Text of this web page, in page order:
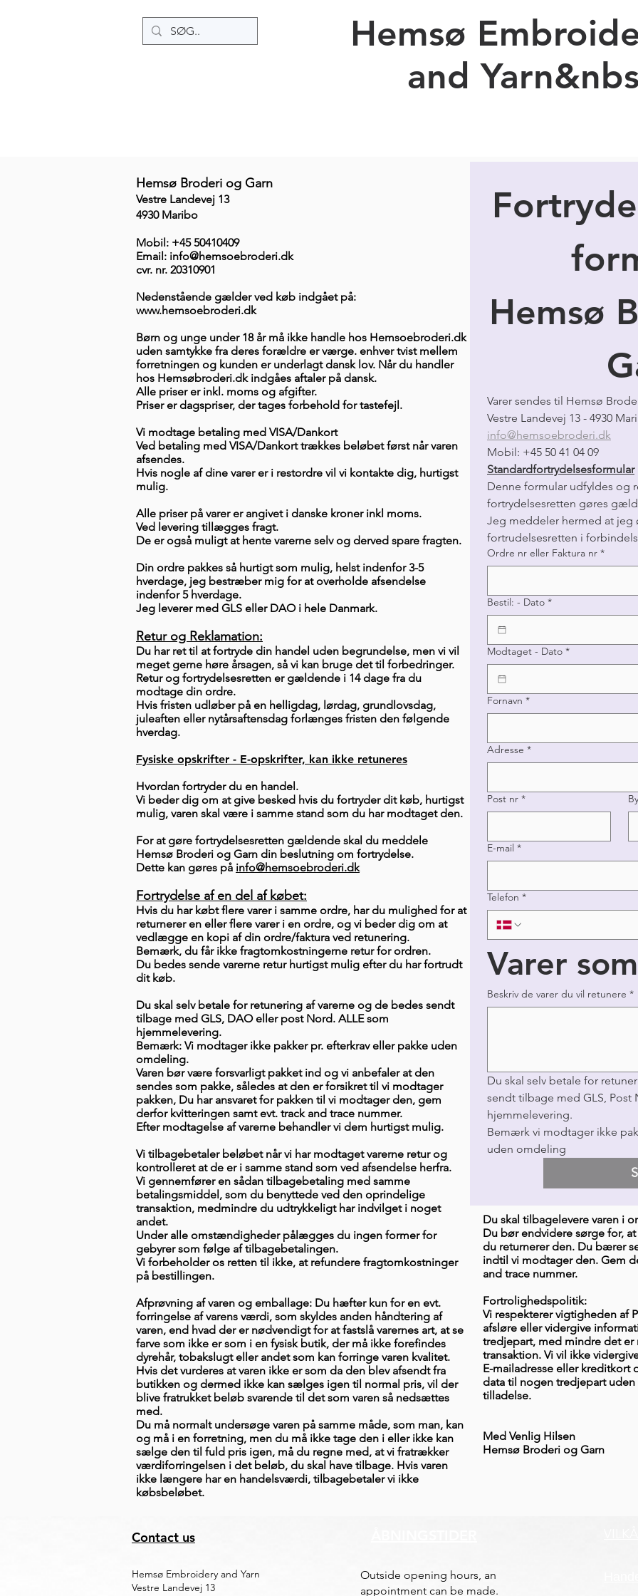
Hemsø
and
​Hemsø Broderi og Garn
Vestre Landevej 13
4930 Maribo
Mobil: +45 50410409
Email: info@hemsoebroderi.dk
cvr. nr. 20310901
Nedenstående gælder ved køb indgået på:
www.hemsoebroderi.dk
Børn og unge under 18 år må ikke handle hos Hemsoebroderi.dk
uden samtykke fra deres forældre er værge. enhver tvist mellem
forretningen og kunden er underlagt dansk lov. Når du handler
hos Hemsøbroderi.dk indgåes aftaler på dansk.
Alle priser er inkl. moms og afgifter.
Priser er dagspriser, der tages forbehold for tastefejl.
Vi modtage betaling med VISA/Dankort
Ved betaling med VISA/Dankort trækkes beløbet først når varen
afsendes.
Hvis nogle af dine varer er i restordre vil vi kontakte dig, hurtigst
mulig.
Alle priser på varer er angivet i danske kroner inkl moms.
Ved levering tillægges fragt.
De er også muligt at hente varerne selv og derved spare fragten.
Din ordre pakkes så hurtigt som mulig, helst indenfor 3-5
hverdage, jeg bestræber mig for at overholde afsendelse
indenfor 5 hverdage.
Jeg leverer med GLS eller DAO i hele Danmark.
Retur og Reklamation:
Du har ret til at fortryde din handel uden begrundelse, men vi vil
meget gerne høre årsagen, så vi kan bruge det til forbedringer.
Retur og fortrydelsesretten er gældende i 14 dage fra du
modtage din ordre.
Hvis fristen udløber på en helligdag, lørdag, grundlovsdag,
juleaften eller nytårsaftensdag forlænges fristen den følgende
hverdag.
Fysiske opskrifter - E-opskrifter, kan ikke retuneres
Hvordan fortryder du en handel.
Vi beder dig om at give besked hvis du fortryder dit køb, hurtigst
mulig, varen skal være i samme stand som du har modtaget den.
For at gøre fortrydelsesretten gældende skal du meddele
Hemsø Broderi og Garn din beslutning om fortrydelse.
Dette kan gøres på info@hemsoebroderi.dk
Fortrydelse af en del af købet:
Hvis du har købt flere varer i samme ordre, har du mulighed for at
returnerer en eller flere varer i en ordre, og vi beder dig om at
vedlægge en kopi af din ordre/faktura ved retunering.
Bemærk, du får ikke fragtomkostningerne retur for ordren.
Du bedes sende varerne retur hurtigst mulig efter du har fortrudt
dit køb.
Du skal selv betale for retunering af varerne og de bedes sendt
tilbage med GLS, DAO eller post Nord. ALLE som
hjemmelevering.
Bemærk: Vi modtager ikke pakker pr. efterkrav eller pakke uden
omdeling.
Varen bør være forsvarligt pakket ind og vi anbefaler at den
sendes som pakke, således at den er forsikret til vi modtager
pakken, Du har ansvaret for pakken til vi modtager den, gem
derfor kvitteringen samt evt. track and trace nummer.
Efter modtagelse af varerne behandler vi dem hurtigst mulig.
Vi tilbagebetaler beløbet når vi har modtaget varerne retur og
kontrolleret at de er i samme stand som ved afsendelse herfra.
Vi gennemfører en sådan tilbagebetaling med samme
betalingsmiddel, som du benyttede ved den oprindelige
transaktion, medmindre du udtrykkeligt har indvilget i noget
andet.
Under alle omstændigheder pålægges du ingen former for
gebyrer som følge af tilbagebetalingen.
Vi forbeholder os retten til ikke, at refundere fragtomkostninger
på bestillingen.
Afprøvning af varen og emballage: Du hæfter kun for en evt.
forringelse af varens værdi, som skyldes anden håndtering af
varen, end hvad der er nødvendigt for at fastslå varernes art, at se
farve som ikke er som i en fysisk butik, der må ikke forefindes
dyrehår, tobakslugt eller andet som kan forringe varen kvalitet.
Hvis det vurderes at varen ikke er som da den blev afsendt fra
butikken og dermed ikke kan sælges igen til normal pris, vil der
blive fratrukket beløb svarende til det som varen så nedsættes
med.​​​​​
Du må normalt undersøge varen på samme måde, som man, kan
og må i en forretning, men du må ikke tage den i eller ikke kan
sælge den til fuld pris igen, må du regne med, at vi fratrækker
værdiforringelsen i det beløb, du skal have tilbage. Hvis varen
ikke længere har en handelsværdi, tilbagebetaler vi ikke
købsbeløbet.
Hemsø
Varer sendes til Hemsø
info@hemsoebroderi.dk
Mobil: +45 50 41 04 09
Standardfortrydelsesformular
Denne formular udfyldes og
fortrydelsesretten gøres
Jeg meddeler hermed at jeg
fortrudelsesretten i
Ordre nr eller Faktura nr *
Bestil: - Dato *
Modtaget - Dato *
Fornavn *
Adresse *
Post nr * By
E-mail *
Telefon *
Varer
Beskriv de varer du vil retunere *
Du skal selv betale for
sendt tilbage med GLS, Post
hjemmelevering.
Bemærk vi modtager ikke
uden omdeling
Du skal tilbagelevere varen i
Du bør endvidere sørge for,
du returnerer den. Du bærer
indtil vi modtager den. Gem
and trace nummer.
Fortrolighedspolitik:
Vi respekterer vigtigheden af
afsløre eller vidergive
tredjepart, med mindre det
transaktion. Vi vil ikke
E-mailadresse eller kreditkort
data til nogen tredjepart
tilladelse.
Med Venlig Hilsen
Hemsø Broderi og Garn
Contact us
Hemsø Embroidery and Yarn
Vestre Landevej 13
Outside opening hours, an
appointment can be made.